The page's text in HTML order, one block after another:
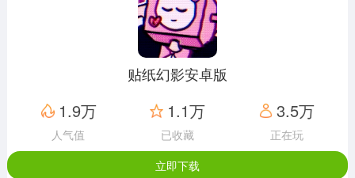
动作闯关
12960款应用
赛车竞速
3628款应用
卡牌对战
2051款应用
体育运动
1277款应用
手游辅助
贴纸幻影安卓版
1.9万
人气值
1.1万
已收藏
3.5万
正在玩
立即下载